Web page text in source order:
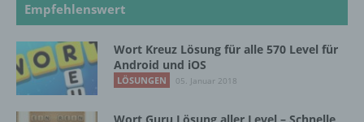
Empfehlenswert
Wort Kreuz Lösung für alle 570 Level für
Android und iOS
LÖSUNGEN 05. Januar 2018
Daten im Auftrag des Verantwortlichen
verarbeitet.
i) Empfänger
Empfänger ist eine natürliche oder juristische